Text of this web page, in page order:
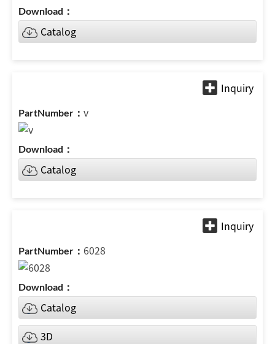
Catalog
v
Catalog
6028
Catalog
3D